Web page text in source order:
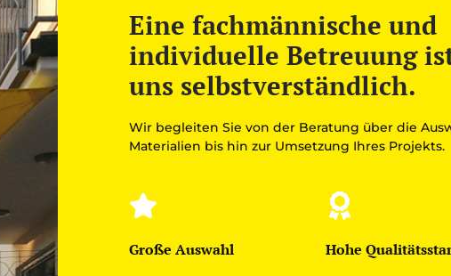
Eine fachmännische und
individuelle Betreuung
uns selbstverständlich.
Wir begleiten Sie von der Beratung über die
Materialien bis hin zur Umsetzung Ihres Projekts.
Große Auswahl Hohe